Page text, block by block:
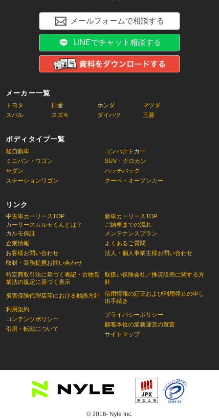
メーカー一覧
トヨタ 日産 ホンダ
マツダ
スバル
スズキ ダイハツ 三菱
ボディタイプ一覧
軽自動車
コンパクトカー
ミニバン・ワゴン
SUV・クロカン
セダン
ハッチバック
ステーションワゴン
クーペ・オープンカー
リンク
中古車カーリースTOP
カーリースカルモくんとは？
新車カーリースTOP
ご納車までの流れ
カルモ保証
企業情報
お客様お問い合わせ
取材・業務提携お問い合わせ
特定商取引法に基づく表記・古物営
業法の規定に基づく表示
損害保険代理店等における勧誘方針
利用規約
コンテンツポリシー
引用・転載について
メンテナンスプラン
よくあるご質問
法人・個人事業主様お問い合わせ
取扱い保険会社／推奨販売に関する方
針
信用情報の訂正および利用停止の申し
出手続き
プライバシーポリシー
顧客本位の業務運営の宣言
サイトマップ
メールフォームで相談する
LINEでチャット相談する
© 2018- Nyle Inc.